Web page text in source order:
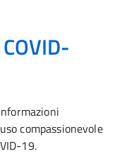
compassionevole
19.